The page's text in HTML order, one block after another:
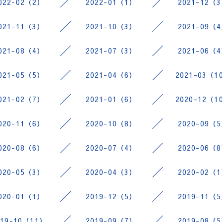
02（2） 2022-01（1） 2021-12（3
11（3） 2021-10（3） 2021-09（4
08（4） 2021-07（3） 2021-06（4
05（5） 2021-04（6） 2021-03（10
02（7） 2021-01（6） 2020-12（10
11（6） 2020-10（8） 2020-09（5
08（6） 2020-07（4） 2020-06（8
05（3） 2020-04（3） 2020-02（1
01（1） 2019-12（5） 2019-11（5